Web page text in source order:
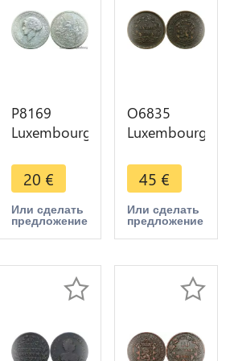
P8169
Luxembourg
Charlotte
Grande
Duchesse
1929 Silver
20 €
Или сделать
предложение
O6835
Luxembourg
1854 Barth
Quality -
>Make
offer
45 €
Или сделать
предложение